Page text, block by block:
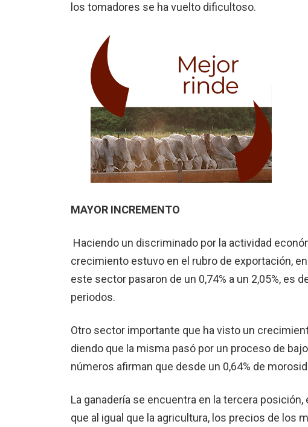
los tomadores se ha vuelto dificultoso.
MAYOR INCREMENTO
Haciendo un discrimina­do por la actividad
crecimiento estuvo en el rubro de exporta­ción,
este sector pasaron de un 0,74% a un 2,05%, es
periodos.
Otro sector importante que ha visto un
diendo que la misma pasó por un proceso de
núme­ros afirman que desde un 0,64% de
La ganadería se encuen­tra en la tercera
que al igual que la agricultura, los precios de los